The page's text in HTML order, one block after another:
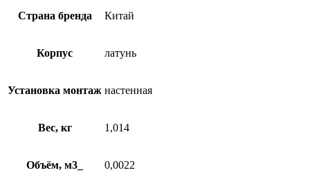
Страна бренда Китай
Корпус латунь
Установка монтаж настенная
Вес, кг 1,014
Объём, м3_ 0,0022